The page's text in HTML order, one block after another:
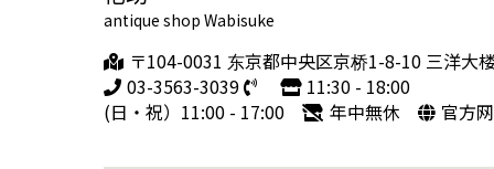
antique shop Wabisuke
〒104-0031 东京都中央区京桥1-8-10 三洋大
03-3563-3039
11:30 - 18:00
(日・祝）11:00 - 17:00
年中無休 官方